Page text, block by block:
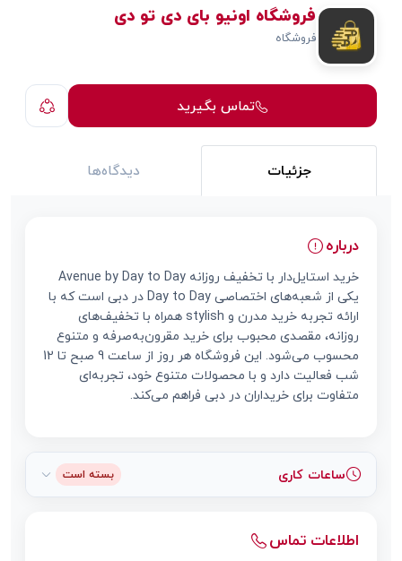
فروشگاه اونیو بای دی تو دی
فروشگاه
تماس بگیرید
جزئیات دیدگاه‌ها
درباره
خرید استایل‌دار با تخفیف روزانه Avenue by Day to Day
یکی از شعبه‌های اختصاصی Day to Day در دبی است که با
ارائه تجربه خرید مدرن و stylish همراه با تخفیف‌های
روزانه، مقصدی محبوب برای خرید مقرون‌به‌صرفه و متنوع
محسوب می‌شود. این فروشگاه هر روز از ساعت 9 صبح تا 12
شب فعالیت دارد و با محصولات متنوع خود، تجربه‌ای
متفاوت برای خریداران در دبی فراهم می‌کند.
ساعات کاری بسته است
اطلاعات تماس